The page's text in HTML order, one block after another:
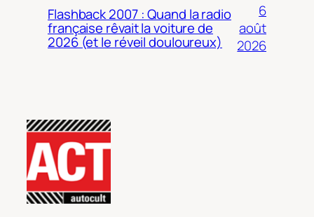
Flashback 2007 : Quand la radio
française rêvait la voiture de
2026 (et le réveil douloureux)
6
août
2026